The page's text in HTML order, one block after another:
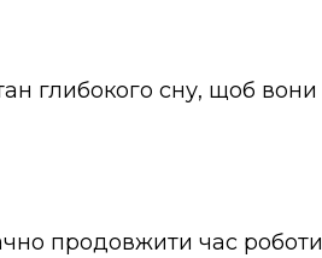
глибокого сну, щоб вони
продовжити час роботи